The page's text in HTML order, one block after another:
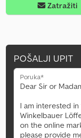
Zatražiti
POŠALJI UPIT
Poruka*